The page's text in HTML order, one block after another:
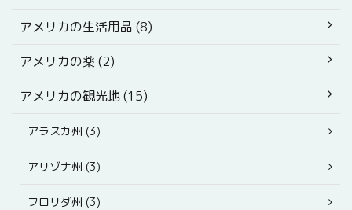
アメリカの生活用品 (8)
アメリカの薬 (2)
アメリカの観光地 (15)
アラスカ州 (3)
アリゾナ州 (3)
フロリダ州 (3)